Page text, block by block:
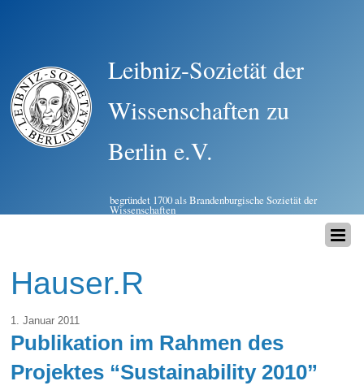
Leibniz-Sozietät der
Wissenschaften zu
Berlin e.V.
begründet 1700 als Brandenburgische Sozietät der
Wissenschaften
Hauser.R
1. Januar 2011
Publikation im Rahmen des
Projektes “Sustainability 2010”